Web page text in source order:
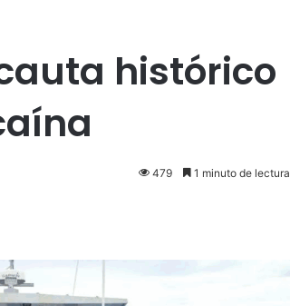
histórico
479 1 minuto de lectura